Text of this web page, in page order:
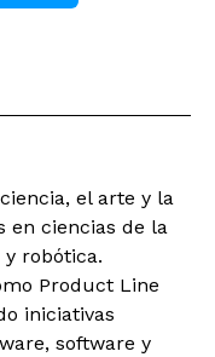
el arte y la
en ciencias de la
robótica.
Product Line
iniciativas
software y